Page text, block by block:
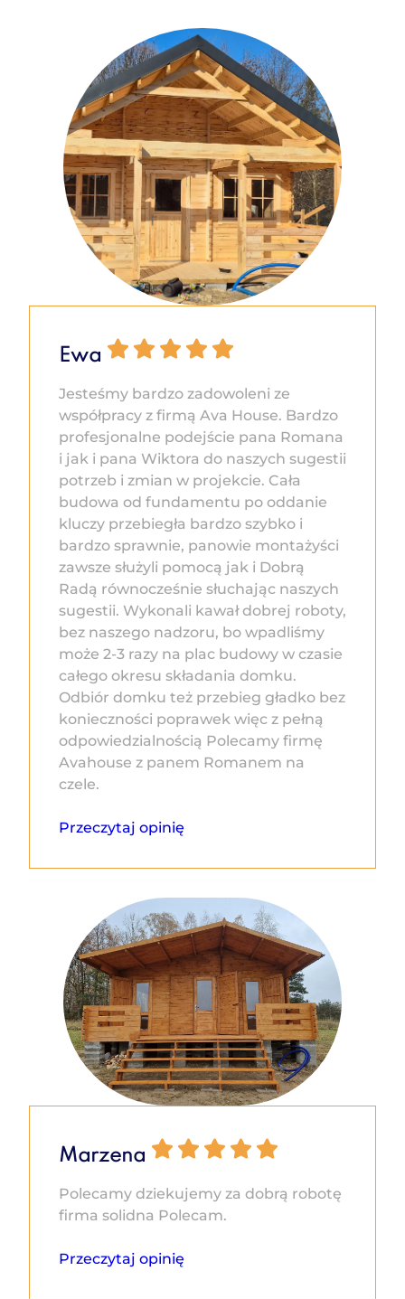
Ewa
Jesteśmy bardzo zadowoleni ze
współpracy z firmą Ava House. Bardzo
profesjonalne podejście pana Romana
i jak i pana Wiktora do naszych sugestii
potrzeb i zmian w projekcie. Cała
budowa od fundamentu po oddanie
kluczy przebiegła bardzo szybko i
bardzo sprawnie, panowie montażyści
zawsze służyli pomocą jak i Dobrą
Radą równocześnie słuchając naszych
sugestii. Wykonali kawał dobrej roboty,
bez naszego nadzoru, bo wpadliśmy
może 2-3 razy na plac budowy w czasie
całego okresu składania domku.
Odbiór domku też przebieg gładko bez
konieczności poprawek więc z pełną
odpowiedzialnością Polecamy firmę
Avahouse z panem Romanem na
czele.
Przeczytaj opinię
Marzena
Polecamy dziekujemy za dobrą robotę
firma solidna Polecam.
Przeczytaj opinię